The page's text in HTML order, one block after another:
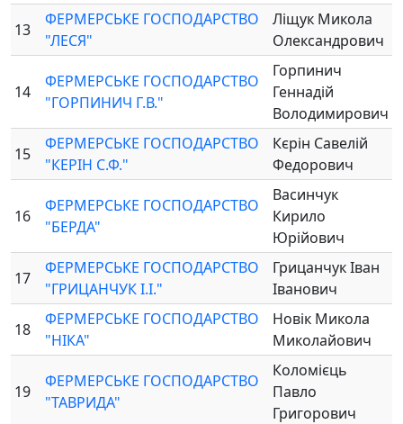
13
ФЕРМЕРСЬКЕ ГОСПОДАРСТВО
"ЛЕСЯ"
Ліщук Микола
Олександрович
14
ФЕРМЕРСЬКЕ ГОСПОДАРСТВО
"ГОРПИНИЧ Г.В."
Горпинич
Геннадій
Володимирович
15
ФЕРМЕРСЬКЕ ГОСПОДАРСТВО
"КЕРІН С.Ф."
Кєрін Савелій
Федорович
16
ФЕРМЕРСЬКЕ ГОСПОДАРСТВО
"БЕРДА"
Васинчук
Кирило
Юрійович
17
ФЕРМЕРСЬКЕ ГОСПОДАРСТВО
"ГРИЦАНЧУК І.І."
Грицанчук Іван
Іванович
18
ФЕРМЕРСЬКЕ ГОСПОДАРСТВО
"НІКА"
Новік Микола
Миколайович
19
ФЕРМЕРСЬКЕ ГОСПОДАРСТВО
"ТАВРИДА"
Коломієць
Павло
Григорович